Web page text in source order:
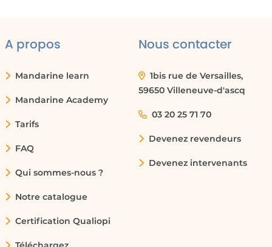
A propos
Mandarine learn
Mandarine Academy
Tarifs
FAQ
Qui sommes-nous ?
Notre catalogue
Certification Qualiopi
Nous contacter
1bis rue de Versailles,
59650 Villeneuve-d'ascq
03 20 25 71 70
Devenez revendeurs
Devenez intervenants